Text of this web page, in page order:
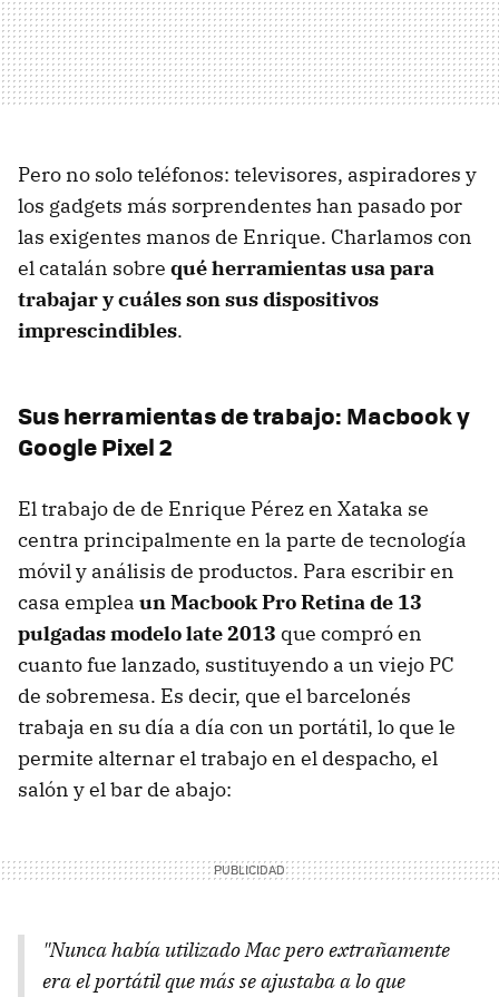
Pero no solo teléfonos: televisores, aspiradores y
los gadgets más sorprendentes han pasado por
las exigentes manos de Enrique. Charlamos con
el catalán sobre qué herramientas usa para
trabajar y cuáles son sus dispositivos
imprescindibles.
Sus herramientas de trabajo: Macbook y
Google Pixel 2
El trabajo de de Enrique Pérez en Xataka se
centra principalmente en la parte de tecnología
móvil y análisis de productos. Para escribir en
casa emplea un Macbook Pro Retina de 13
pulgadas modelo late 2013 que compró en
cuanto fue lanzado, sustituyendo a un viejo PC
de sobremesa. Es decir, que el barcelonés
trabaja en su día a día con un portátil, lo que le
permite alternar el trabajo en el despacho, el
salón y el bar de abajo:
"Nunca había utilizado Mac pero extrañamente
era el portátil que más se ajustaba a lo que